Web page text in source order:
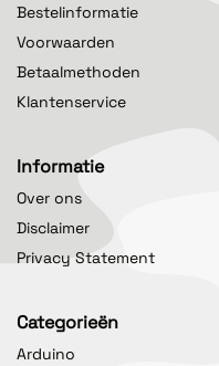
Bestelinformatie
Voorwaarden
Betaalmethoden
Klantenservice
Informatie
Over ons
Disclaimer
Privacy Statement
Categorieën
Arduino